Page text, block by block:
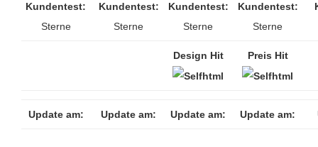
Kundentest:
Sterne
Kundentest:
Sterne
Kundentest:
Sterne
Kundentest:
Sterne
Design Hit Preis Hit
Update am: Update am: Update am: Update am: